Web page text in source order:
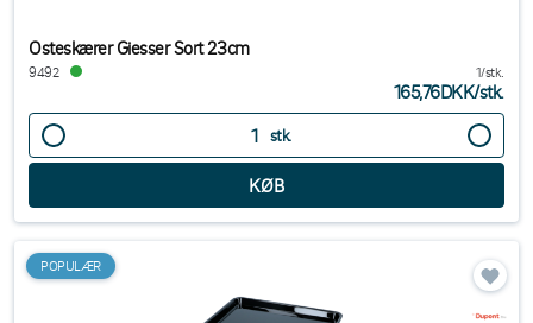
Osteskærer Giesser Sort 23cm
9492 1/stk.
165,76DKK/stk.
stk.
POPULÆR